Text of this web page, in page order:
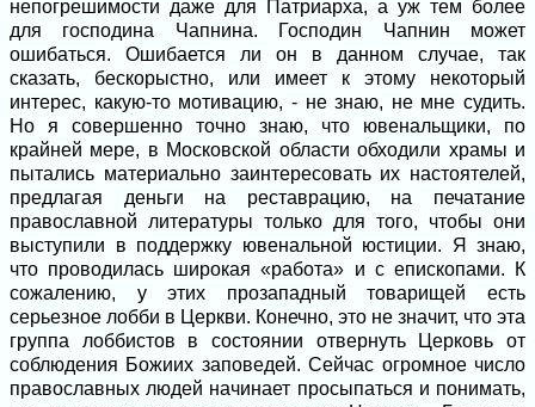
непогрешимости даже для Патриарха, а уж тем более
для господина Чапнина. Господин Чапнин может
ошибаться. Ошибается ли он в данном случае, так
сказать, бескорыстно, или имеет к этому некоторый
интерес, какую-то мотивацию, - не знаю, не мне судить.
Но я совершенно точно знаю, что ювенальщики, по
крайней мере, в Московской области обходили храмы и
пытались материально заинтересовать их настоятелей,
предлагая деньги на реставрацию, на печатание
православной литературы только для того, чтобы они
выступили в поддержку ювенальной юстиции. Я знаю,
что проводилась широкая «работа» и с епископами. К
сожалению, у этих прозападный товарищей есть
серьезное лобби в Церкви. Конечно, это не значит, что эта
группа лоббистов в состоянии отвернуть Церковь от
соблюдения Божиих заповедей. Сейчас огромное число
православных людей начинает просыпаться и понимать,